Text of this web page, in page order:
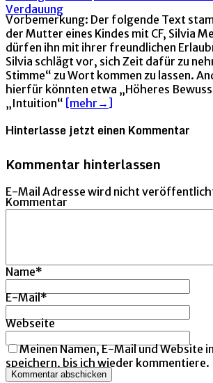
Verdauung
Vorbemerkung: Der folgende Text
der Mutter eines Kindes mit CF, Silvia
dürfen ihn mit ihrer freundlichen
Silvia schlägt vor, sich Zeit dafür zu
Stimme“ zu Wort kommen zu lassen.
hierfür könnten etwa „Höheres
„Intuition“ [mehr→]
Hinterlasse jetzt einen Kommentar
Kommentar hinterlassen
E-Mail Adresse wird nicht
Kommentar
Name*
E-Mail*
Webseite
Meinen Namen, E-Mail und Website
speichern, bis ich wieder kommentiere.